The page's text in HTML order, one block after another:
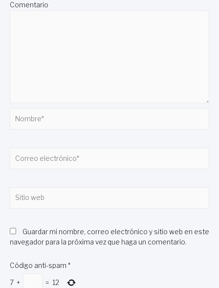
Comentario
electrónico*
web
Guardar mi nombre, correo electrónico y sitio web en este
navegador para la próxima vez que haga un comentario.
Código anti-spam *
7 + = 12